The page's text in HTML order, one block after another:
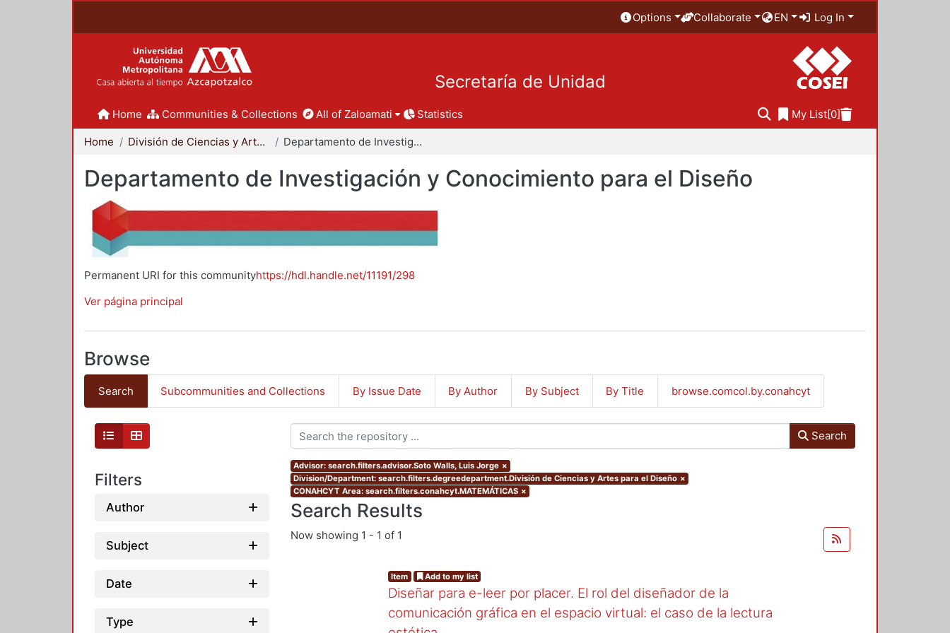
Options Collaborate EN Log In
Secretaría de Unidad
Home Communities & Collections All of Zaloamati Statistics My List[0]
Home División de Ciencias y Artes para el Diseño Departamento de Investigación y Conocimiento para el Diseño
Departamento de Investigación y Conocimiento para el Diseño
Permanent URI for this communityhttps://hdl.handle.net/11191/298
Ver página principal
Browse
Search Subcommunities and Collections By Issue Date By Author By Subject By Title browse.comcol.by.conahcyt
Filters
Author
Subject
Date
Type
Search
Advisor: search.filters.advisor.Soto Walls, Luis Jorge ×
Division/Department: search.filters.degreedepartment.División de Ciencias y Artes para el Diseño ×
CONAHCYT Area: search.filters.conahcyt.MATEMÁTICAS ×
Search Results
Now showing 1 - 1 of 1
Item Add to my list
Diseñar para e-leer por placer. El rol del diseñador de la
comunicación gráfica en el espacio virtual: el caso de la lectura